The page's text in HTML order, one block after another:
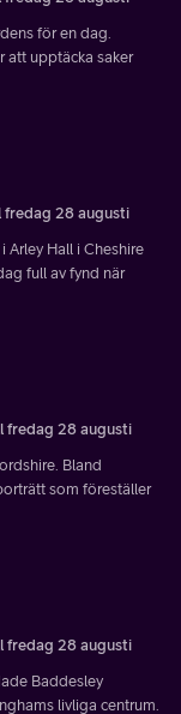
för en dag.
att upptäcka saker
28 augusti
Hall i Cheshire
full av fynd när
fredag 28 augusti
Bland
som föreställer
fredag 28 augusti
Baddesley
livliga centrum.